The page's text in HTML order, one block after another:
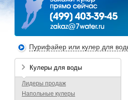
Пурифайер или кулер для
Кулеры для воды
Лидеры продаж
Напольные кулеры